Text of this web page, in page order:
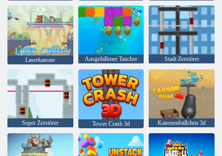
Laserkanone Ausgefallener Taucher Stadt Zerstörer
Super Zerstörer Tower Crash 3d Kanonenbällchen 3d